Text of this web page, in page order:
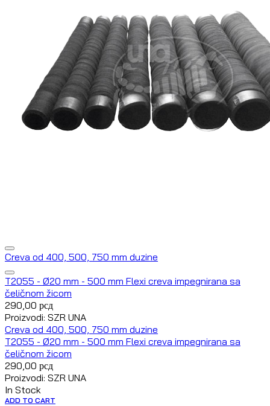
Creva od 400, 500, 750 mm duzine
T2055 - Ø20 mm - 500 mm Flexi creva impegnirana sa
čeličnom žicom
290,00 рсд
Proizvodi: SZR UNA
Creva od 400, 500, 750 mm duzine
T2055 - Ø20 mm - 500 mm Flexi creva impegnirana sa
čeličnom žicom
290,00 рсд
Proizvodi: SZR UNA
In Stock
ADD TO CART